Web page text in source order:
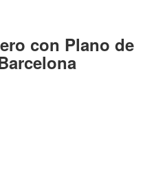
con Plano de